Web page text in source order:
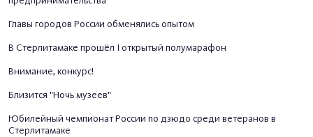
Главы городов России обменялись опытом
В Стерлитамаке прошёл I открытый полумарафон
Внимание, конкурс!
Близится "Ночь музеев"
Юбилейный чемпионат России по дзюдо среди ветеранов в
Стерлитамаке